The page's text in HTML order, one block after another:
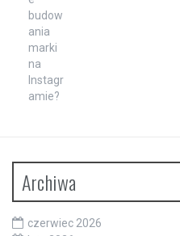
Archiwa
czerwiec 2026